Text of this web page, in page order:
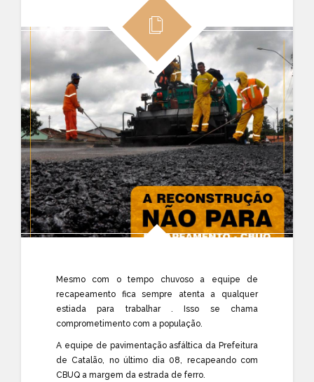
Mesmo com o tempo chuvoso a equipe de
recapeamento fica sempre atenta a qualquer
estiada para trabalhar . Isso se chama
comprometimento com a população.
A equipe de pavimentação asfáltica da Prefeitura
de Catalão, no último dia 08, recapeando com
CBUQ a margem da estrada de ferro.